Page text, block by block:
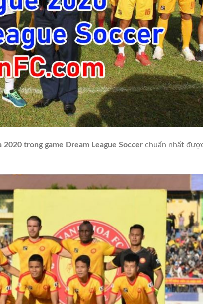
2020 trong game Dream League Soccer chuẩn nhất